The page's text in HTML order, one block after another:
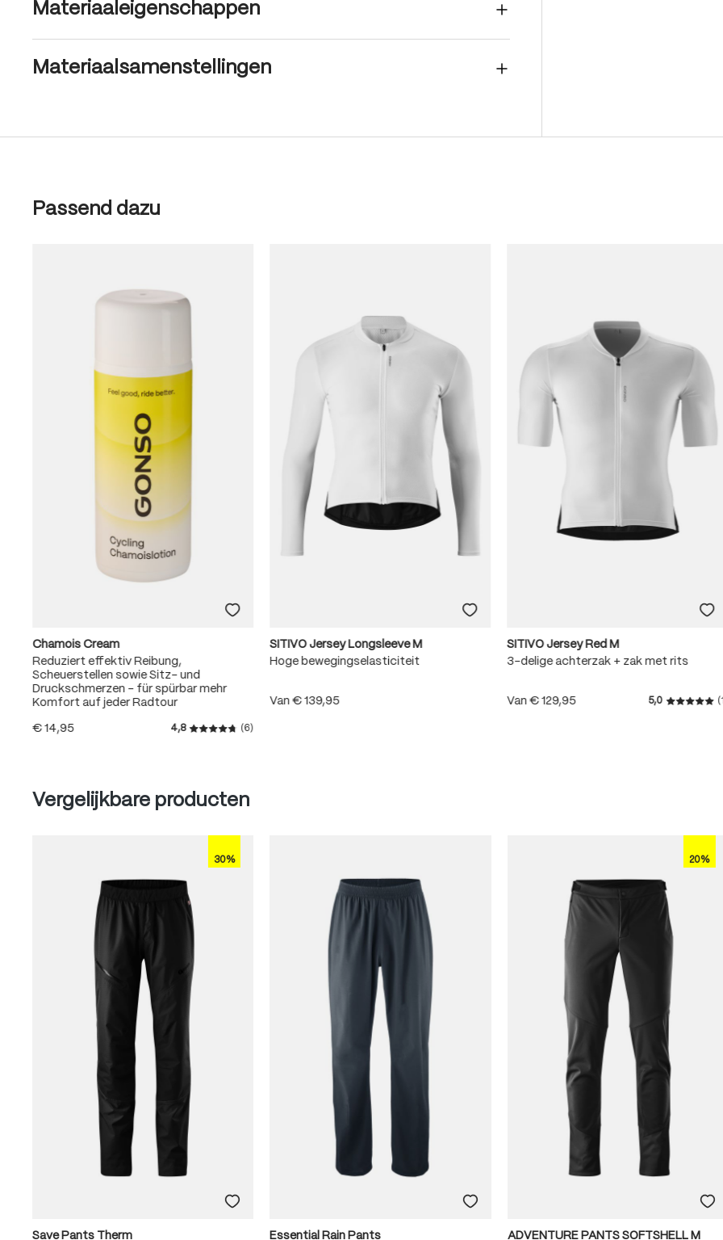
Materiaaleigenschappen
Materiaalsamenstellingen
Produktgalerie überspringen
Passend dazu
Chamois Cream
Reduziert effektiv Reibung,
Scheuerstellen sowie Sitz- und
Druckschmerzen – für spürbar mehr
Komfort auf jeder Radtour
€ 14,95 4,8
Gemiddelde waardering van 4.8 van 5 sterren
(6)
SITIVO Jersey Longsleeve M
Hoge bewegingselasticiteit
Van€ 139,95
SITIVO Jersey Red M
3-delige achterzak + zak met rits
Van€ 129,95 5,0
Produktgalerie überspringen
Vergelijkbare producten
30%
Save Pants Therm Essential Rain Pants
20%
ADVENTURE PANTS SOFTSHELL M